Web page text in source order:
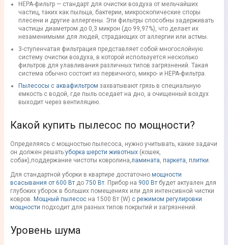
HEPA-фильтр — стандарт для очистки воздуха от мельчайших
частиц, таких как пыльца, бактерии, микроскопические споры
плесени и другие аллергены. Эти фильтры способны задерживать
частицы диаметром до 0,3 микрон (до 99,97%), что делает их
незаменимыми для людей, страдающих от аллергии или астмы.
3-ступенчатая фильтрация представляет собой многослойную
систему очистки воздуха, в которой используется несколько
фильтров для улавливания различных типов загрязнений. Такая
система обычно состоит из первичного, микро- и НЕРА-фильтра.
Пылесосы с аквафильтром захватывают грязь в специальную
емкость с водой, где пыль оседает на дно, а очищенный воздух
выходит через вентиляцию.
Какой купить пылесос по мощности?
Определяясь с мощностью пылесоса, нужно учитывать, какие задачи
он должен решать:уборка шерсти животных (кошек,
собак),поддержание чистоты ковролина,ламината, паркета, плитки.
Для стандартной уборки в квартире достаточно мощности
всасывания от 600 Вт до 750 Вт. Прибор на 900 Вт будет актуален для
глубоких уборок в больших помещениях или для интенсивной чистки
ковров. Мощный пылесос на 1500 Вт (W) с режимом регулировки
мощности подходит для разных типов покрытий и загрязнений.
Уровень шума